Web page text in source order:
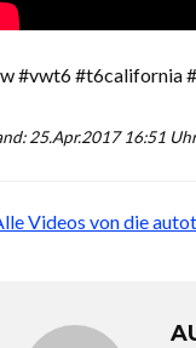
#vwt6 #t6california
25.Apr.2017 16:51 Uhr
Videos von die